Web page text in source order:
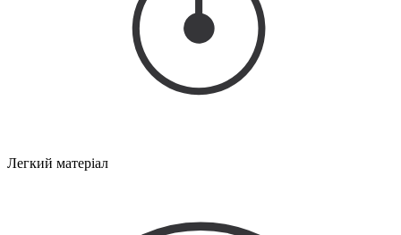
Легкий матеріал